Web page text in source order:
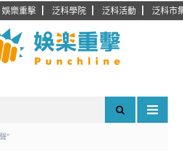
娛樂重擊 泛科學院 泛科活動 泛科市
"